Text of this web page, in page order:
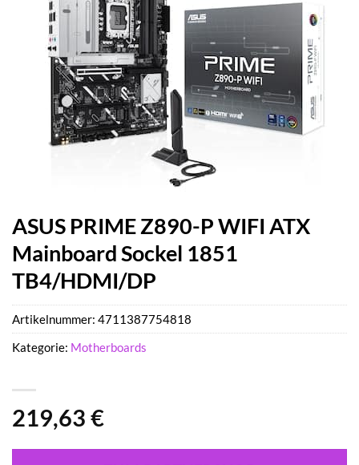
ASUS PRIME Z890-P WIFI ATX
Mainboard Sockel 1851
TB4/HDMI/DP
219,63 €
Artikelnummer: 4711387754818
Kategorie: Motherboards